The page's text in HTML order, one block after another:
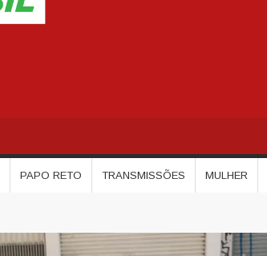
PAPO RETO TRANSMISSÕES MULHER